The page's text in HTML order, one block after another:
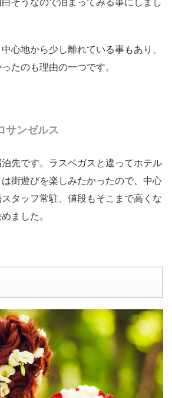
そうなので泊まってみる事にしまし
心地から少し離れている事もあり、
たのも理由の一つです。
サンゼルス
先です。ラスベガスと違ってホテル
街遊びを楽しみたかったので、中心
タッフ常駐、値段もそこまで高くな
ました。